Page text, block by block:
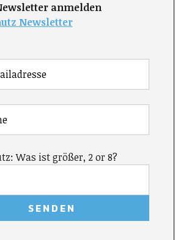
anmelden
Newsletter
Was ist größer, 2 or 8?